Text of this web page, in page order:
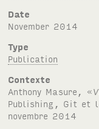
Date
November 2014
Type
Publication
Contexte
Anthony Masure, «
Publishing, Git et
novembre 2014